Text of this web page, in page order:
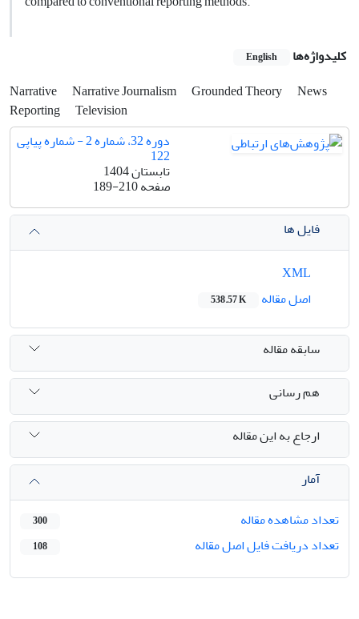
کلیدواژه‌ها English
Narrative Narrative Journalism Grounded Theory
News
Reporting
Television
دوره 32، شماره 2 - شماره پیاپی
122
تابستان 1404
صفحه189-210
فایل ها
اصل مقاله
538.57 K
سابقه مقاله
هم رسانی
ارجاع به این مقاله
آمار
تعداد مشاهده مقاله
300
تعداد دریافت فایل اصل مقاله 108